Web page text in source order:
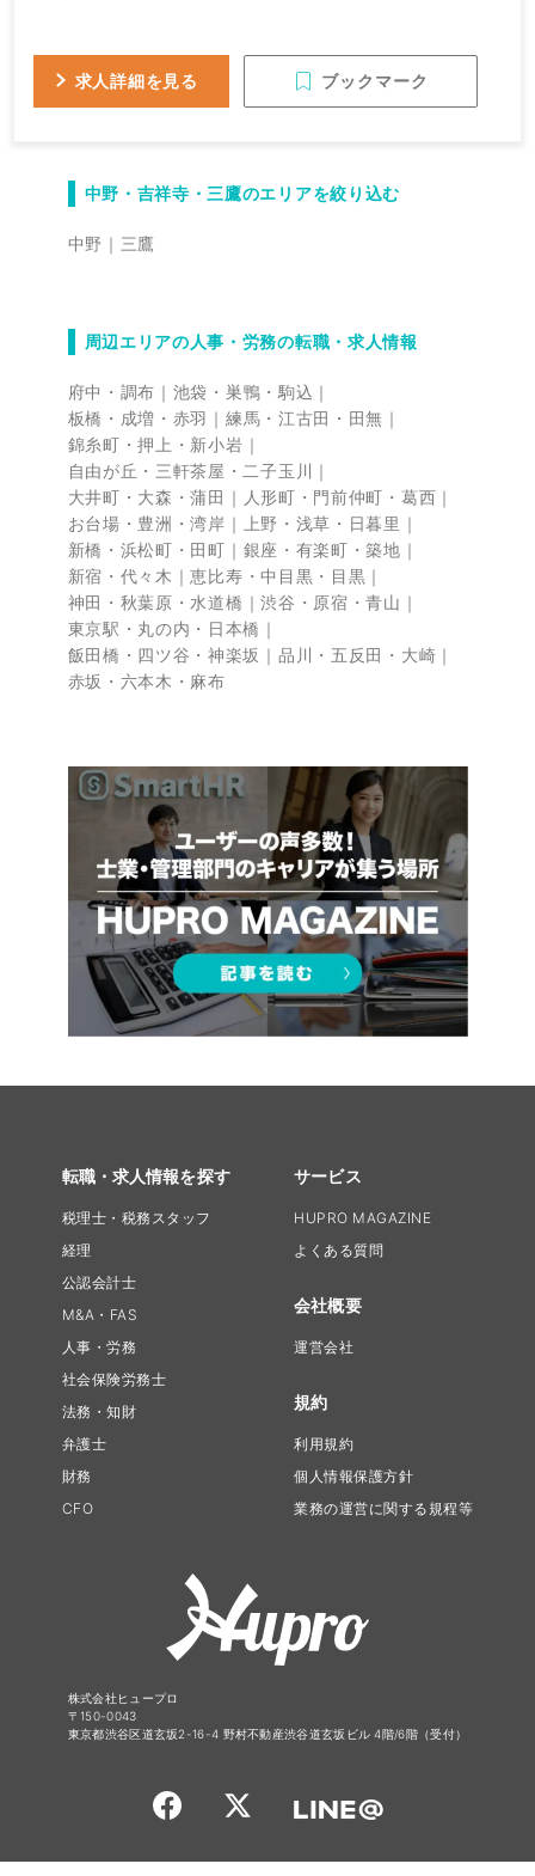
求人詳細を見る ブックマーク
中野・吉祥寺・三鷹のエリアを絞り込む
中野 三鷹
周辺エリアの人事・労務の転職・求人情報
府中・調布
池袋・巣鴨・駒込
板橋・成増・赤羽
練馬・江古田・田無
錦糸町・押上・新小岩
自由が丘・三軒茶屋・二子玉川
大井町・大森・蒲田
人形町・門前仲町・葛西
お台場・豊洲・湾岸
上野・浅草・日暮里
新橋・浜松町・田町
銀座・有楽町・築地
新宿・代々木
恵比寿・中目黒・目黒
神田・秋葉原・水道橋
渋谷・原宿・青山
東京駅・丸の内・日本橋
飯田橋・四ツ谷・神楽坂
品川・五反田・大崎
赤坂・六本木・麻布
転職・求人情報を探す
税理士・税務スタッフ
経理
公認会計士
M&A・FAS
人事・労務
社会保険労務士
法務・知財
弁護士
財務
CFO
サービス
HUPRO MAGAZINE
よくある質問
会社概要
運営会社
規約
利用規約
個人情報保護方針
業務の運営に関する規程等
株式会社ヒュープロ
〒150-0043
東京都渋谷区道玄坂2-16-4 野村不動産渋谷道玄坂ビル 4階/6階（受付）